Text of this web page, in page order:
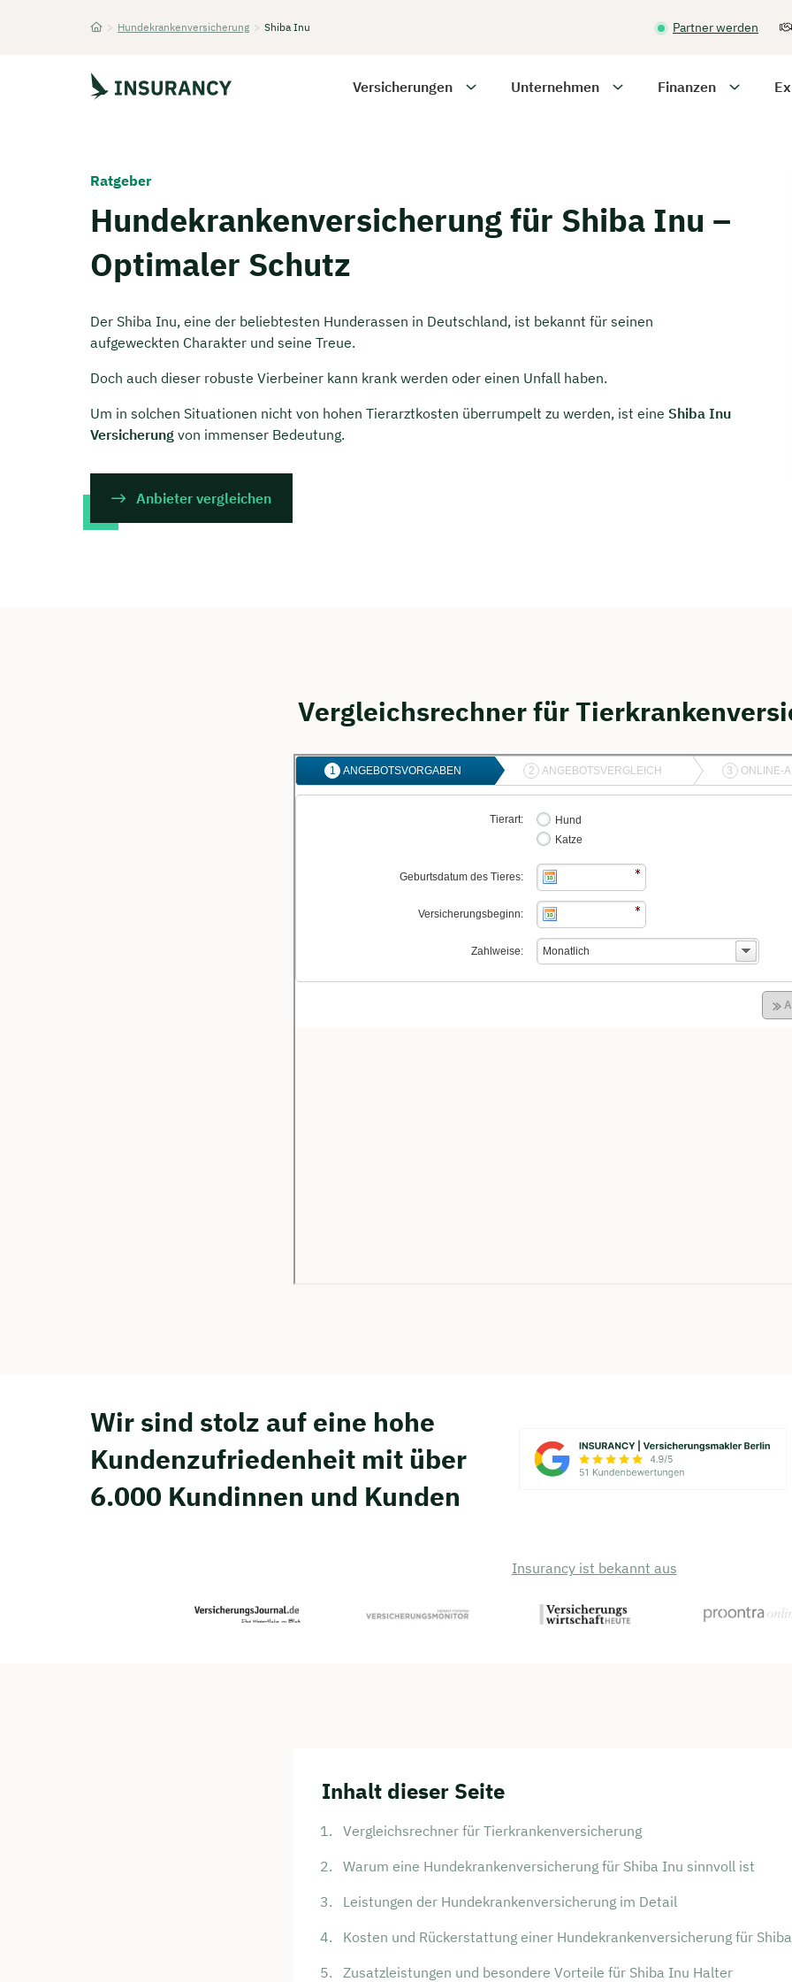
> Hundekrankenversicherung > Shiba Inu Partner werden
Versicherungen Unternehmen Finanzen
Ratgeber
Hundekrankenversicherung für Shiba Inu –
Optimaler Schutz
Der Shiba Inu, eine der beliebtesten Hunderassen in Deutschland, ist bekannt für seinen
aufgeweckten Charakter und seine Treue.
Doch auch dieser robuste Vierbeiner kann krank werden oder einen Unfall haben.
Um in solchen Situationen nicht von hohen Tierarztkosten überrumpelt zu werden, ist eine Shiba Inu
Versicherung von immenser Bedeutung.
Anbieter vergleichen
Vergleichsrechner für
Wir sind stolz auf eine hohe
Kunden­zufriedenheit mit über
6.000 Kundinnen und Kunden
Insurancy ist bekannt aus
Inhalt dieser Seite
Vergleichsrechner für Tierkrankenversicherung
Warum eine Hundekrankenversicherung für Shiba Inu sinnvoll ist
Leistungen der Hundekrankenversicherung im Detail
Kosten und Rückerstattung einer Hundekrankenversicherung für
Zusatzleistungen und besondere Vorteile für Shiba Inu Halter
Jetzt persönliches
Beratungsgespräch mit Jonas
Ubben sichern 🤝